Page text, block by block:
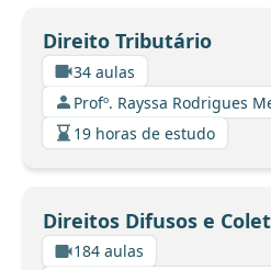
Direito Tributário
34 aulas
Profº. Rayssa Rodrigues
19 horas de estudo
Direitos Difusos e
184 aulas